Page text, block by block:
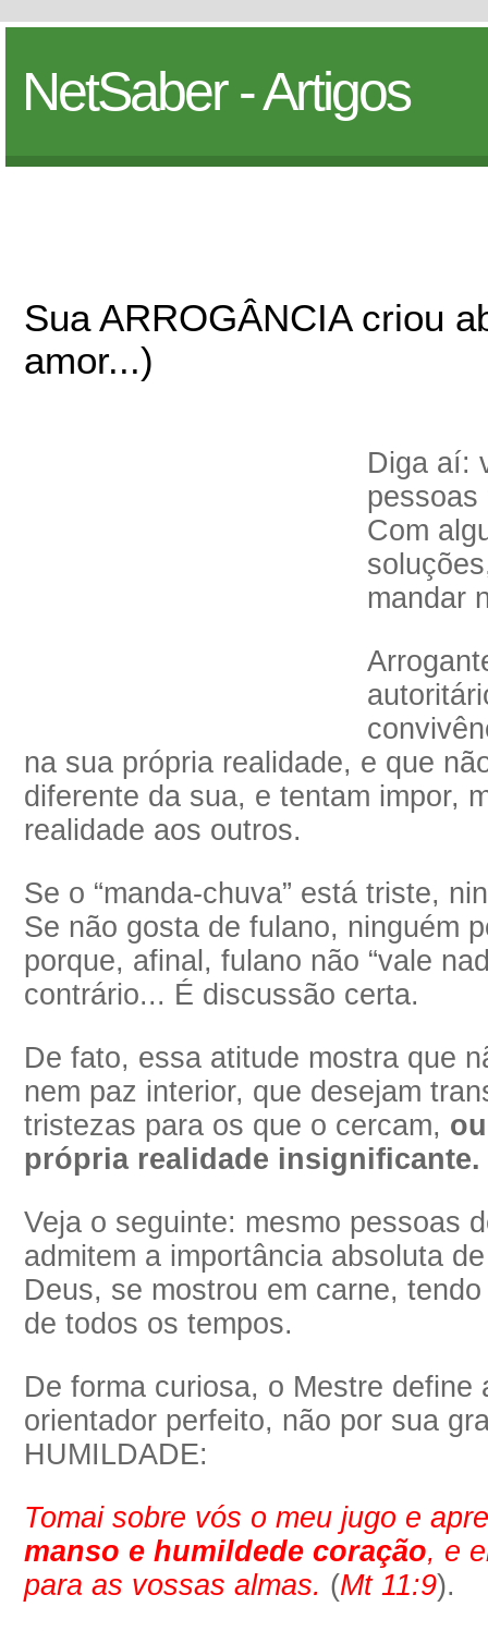
NetSaber - Artigos
Sua ARROGÂNCIA criou
amor...)
Diga aí:
pessoas
Com
mandar
na sua própria realidade, e que
diferente da sua, e tentam impor,
realidade aos outros.
Se o “manda-chuva” está triste,
Se não gosta de fulano, ninguém
porque, afinal, fulano não “vale
contrário... É discussão certa.
De fato, essa atitude mostra que
nem paz interior, que desejam
tristezas para os que o cercam,
própria realidade insignificante.
Veja o seguinte: mesmo pessoas
admitem a importância absoluta
Deus, se mostrou em carne,
de todos os tempos.
De forma curiosa, o Mestre define
orientador perfeito, não por sua
HUMILDADE:
Tomai sobre vós o meu jugo e
manso e humildede coração, e
para as vossas almas. (Mt 11:9).